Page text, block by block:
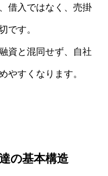
借入ではなく、売掛
です。
資と混同せず、自社
やすくなります。
の基本構造